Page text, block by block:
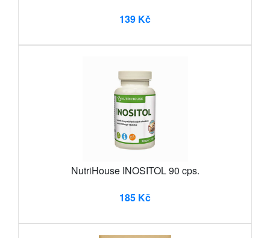
139 Kč
NutriHouse INOSITOL 90 cps.
185 Kč